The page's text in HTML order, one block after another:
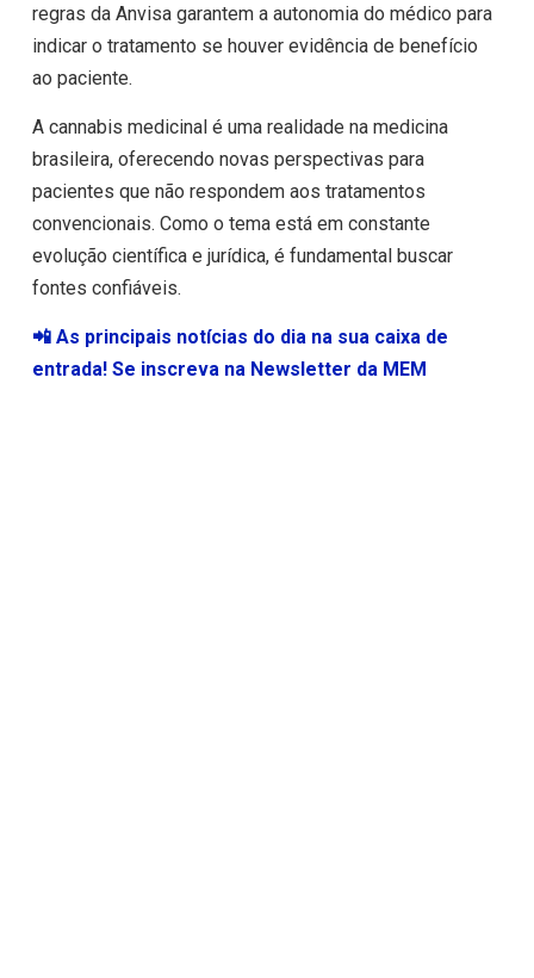
regras da Anvisa garantem a autonomia do médico para
indicar o tratamento se houver evidência de benefício
ao paciente.
A cannabis medicinal é uma realidade na medicina
brasileira, oferecendo novas perspectivas para
pacientes que não respondem aos tratamentos
convencionais. Como o tema está em constante
evolução científica e jurídica, é fundamental buscar
fontes confiáveis.
📲 As principais notícias do dia na sua caixa de
entrada! Se inscreva na Newsletter da MEM